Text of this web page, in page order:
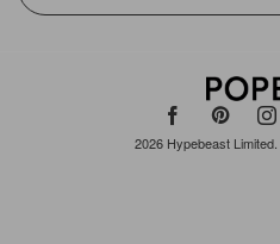
2026 Hypebeast Limited